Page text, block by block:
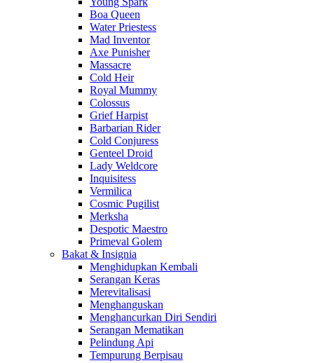
Boa Queen
Water Priestess
Mad Inventor
Axe Punisher
Massacre
Cold Heir
Royal Mummy
Colossus
Grief Harpist
Barbarian Rider
Cold Conjuress
Genteel Droid
Lady Weldcore
Inquisitess
Vermilica
Cosmic Pugilist
Merksha
Despotic Maestro
Primeval Golem
Bakat & Insignia
Menghidupkan Kembali
Serangan Keras
Merevitalisasi
Menghanguskan
Menghancurkan Diri Sendiri
Serangan Mematikan
Pelindung Api
Tempurung Berpisau